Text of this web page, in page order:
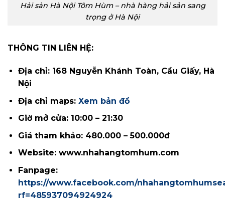
Hải sản Hà Nội Tôm Hùm – nhà hàng hải sản sang
trọng ở Hà Nội
THÔNG TIN LIÊN HỆ:
Địa chỉ: 168 Nguyễn Khánh Toàn, Cầu Giấy, Hà
Nội
Địa chỉ maps: Xem bản đồ
Giờ mở cửa: 10:00 – 21:30
Giá tham khảo: 480.000 – 500.000đ
Website: www.nhahangtomhum.com
Fanpage:
https://www.facebook.com/
rf=485937094924924